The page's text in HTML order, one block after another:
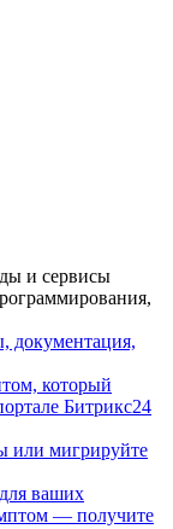
и сервисы
документация,
который
Битрикс24
или мигрируйте
ваших
— получите